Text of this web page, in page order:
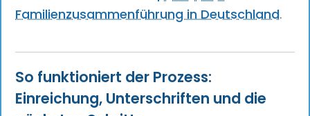
Familienzusammenführung in Deutschland.
So funktioniert der Prozess:
Einreichung, Unterschriften und die